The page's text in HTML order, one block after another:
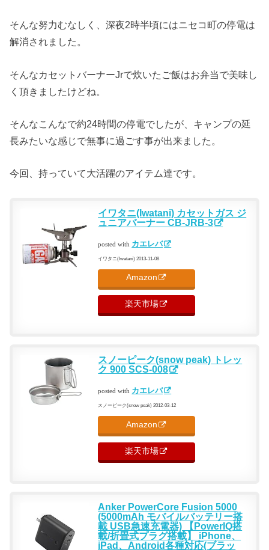
そんな努力むなしく、深夜2時半頃にはニセコ町の停電は
解消されました。
そんなカセットバーナーJrで炊いたご飯はお弁当で美味し
く頂きましたけどね。
そんなこんなで約24時間の停電でしたが、キャンプの延
長みたいな感じで無事に過ごす事が出来ました。
今回、持っていて大活躍のアイテム達です。
イワタニ(Iwatani) カセットガス ジ
ュニアバーナー CB-JRB-3
posted with カエレバ
イワタニ(Iwatani) 2013-11-08
Amazon
楽天市場
スノーピーク(snow peak) トレッ
ク 900 SCS-008
posted with カエレバ
スノーピーク(snow peak) 2012-03-12
Amazon
楽天市場
Anker PowerCore Fusion 5000
(5000mAh モバイルバッテリー搭
載 USB急速充電器) 【PowerIQ搭
載/折畳式プラグ搭載】 iPhone、
iPad、Android各種対応(ブラッ